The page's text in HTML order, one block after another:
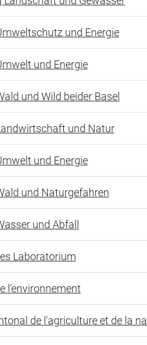
und Energie
und Energie
und Wild beider Basel
und Natur
und Energie
und Naturgefahren
und Abfall
Laboratorium
l'environnement
de l'agriculture et de la